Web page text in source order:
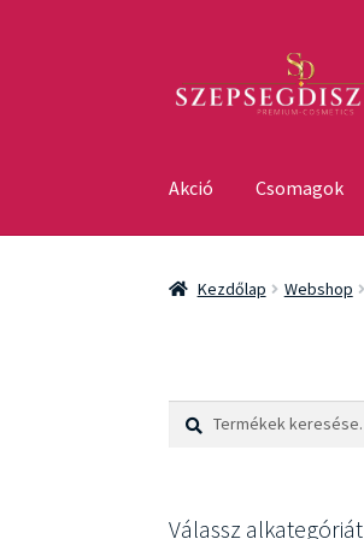
a
navigációhoz
a
Akció Csomagok
Kezdőlap Webshop
Keresés
Keresés
Válassz alkategóriát